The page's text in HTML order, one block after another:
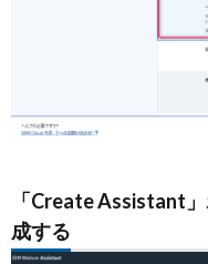
「Create Assistant
成する